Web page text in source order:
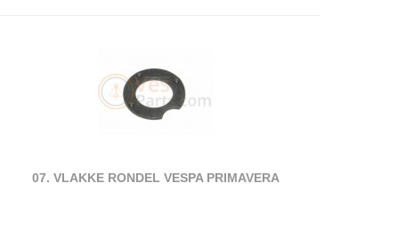
07. VLAKKE RONDEL VESPA PRIMAVERA